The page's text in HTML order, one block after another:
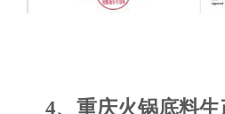
4、重庆火锅底料